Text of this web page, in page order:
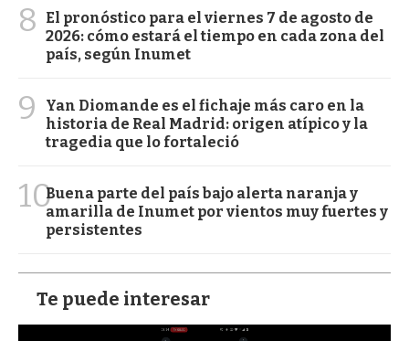
8
El pronóstico para el viernes 7 de agosto de
2026: cómo estará el tiempo en cada zona del
país, según Inumet
9
Yan Diomande es el fichaje más caro en la
historia de Real Madrid: origen atípico y la
tragedia que lo fortaleció
10Buena parte del país bajo alerta naranja y
amarilla de Inumet por vientos muy fuertes y
persistentes
Te puede interesar